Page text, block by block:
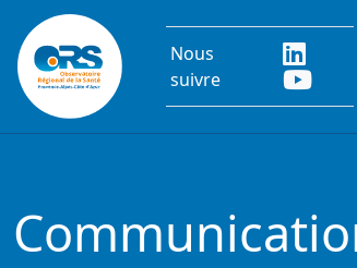
Aller au contenu principal
Nous
suivre